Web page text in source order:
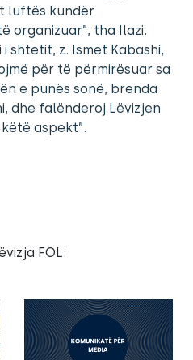
luftës kundër
organizuar”, tha Ilazi.
shtetit, z. Ismet Kabashi,
për të përmirësuar sa
e punës sonë, brenda
dhe falënderoj Lëvizjen
aspekt”.
FOL: